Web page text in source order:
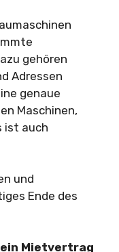
gehören
Adressen
genaue
Maschinen,
ist auch
und
Ende des
ein Mietvertrag